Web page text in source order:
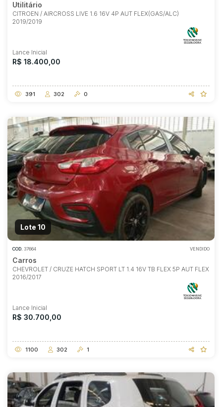
Utilitário
CITROEN / AIRCROSS LIVE 1.6 16V 4P AUT FLEX(GAS/ALC)
2019/2019
Lance Inicial
R$ 18.400,00
391 302 0
Lote 10
COD. 37664 VENDIDO
Carros
CHEVROLET / CRUZE HATCH SPORT LT 1.4 16V TB FLEX 5P AUT FLEX
2016/2017
Lance Inicial
R$ 30.700,00
1100 302 1